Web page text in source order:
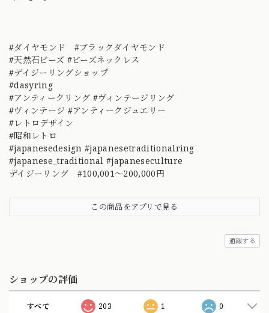
#ダイヤモンド #ブラックダイヤモンド
#天然石ビーズ #ビーズネックレス
#デイジーリングショップ
#dasyring
#アンティークリング #ヴィンテージリング
#ヴィンテージ #アンティークジュエリー
#レトロデザイン
#昭和レトロ
#japanesedesign #japanesetraditionalring
#japanese_traditional #japaneseculture
デイジーリング #100,001～200,000円
この商品をアプリで見る
通報する
ショップの評価
すべて 203 1 0